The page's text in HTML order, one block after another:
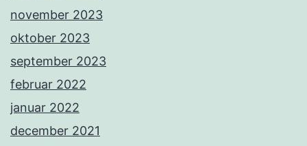
november 2023
oktober 2023
september 2023
februar 2022
januar 2022
december 2021